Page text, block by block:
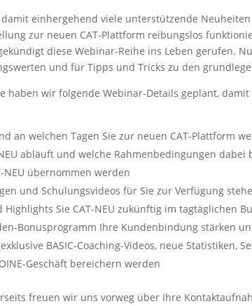
damit einhergehend viele unterstützende
zur neuen CAT-Plattform reibungslos
diese Webinar-Reihe ins Leben gerufen.
und für Tipps und Tricks zu den
haben wir folgende Webinar-Details geplant,
an welchen Tagen Sie zur neuen CAT-Plattform
abläuft und welche Rahmenbedingungen
NEU übernommen werden
und Schulungsvideos für Sie zur Verfügung
Sie CAT-NEU zukünftig im tagtäglichen
Bonusprogramm Ihre Kundenbindung stärken
BASIC-Coaching-Videos, neue
Geschäft bereichern werden
freuen wir uns vorweg über Ihre